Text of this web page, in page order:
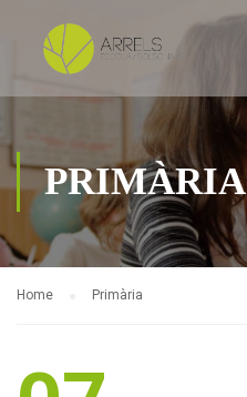
PRIMÀRIA
Home Primària